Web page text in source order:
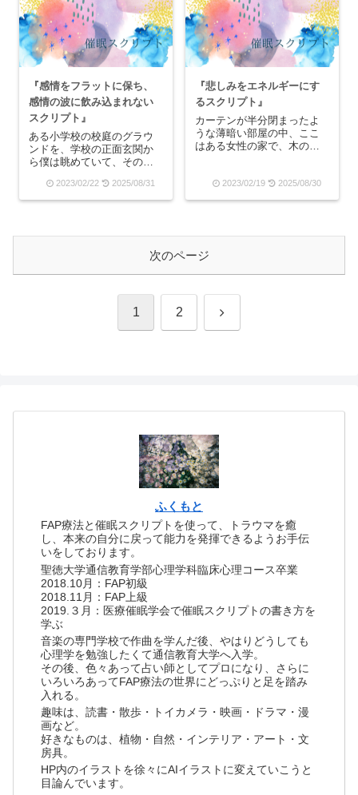
の布をめくってから、ピア
ノの蓋を開けて「ポーン」
とまず一音を鳴らしてみま
す...
の人の前に立っているの
か...
『感情をフラットに保ち、
感情の波に飲み込まれない
スクリプト』
ある小学校の校庭のグラウ
ンドを、学校の正面玄関か
ら僕は眺めていて、そのグ
い人がグルグルグルグルと
もう大分前から何周も何周
のか僕には分からないけれ
ど、その人の聞こえないは
2023/02/22 2025/08/31
『悲しみをエネルギーにす
るスクリプト』
カーテンが半分閉まったよ
うな薄暗い部屋の中、ここ
はある女性の家で、木のテ
その透明の円柱のお皿の中
には一輪のバラが挿してあ
の一輪のバラを見るので
す...
2023/02/19 2025/08/30
次のページ
1 2 次
ふくもと
FAP療法と催眠スクリプトを使って、トラウマを癒
し、本来の自分に戻って能力を発揮できるようお手伝
いをしております。
聖徳大学通信教育学部心理学科臨床心理コース卒業
2018.10月：FAP初級
2018.11月：FAP上級
2019.３月：医療催眠学会で催眠スクリプトの書き方を
学ぶ
音楽の専門学校で作曲を学んだ後、やはりどうしても
心理学を勉強したくて通信教育大学へ入学。
その後、色々あって占い師としてプロになり、さらに
いろいろあってFAP療法の世界にどっぷりと足を踏み
入れる。
趣味は、読書・散歩・トイカメラ・映画・ドラマ・漫
画など。
好きなものは、植物・自然・インテリア・アート・文
房具。
HP内のイラストを徐々にAIイラストに変えていこうと
目論んでいます。